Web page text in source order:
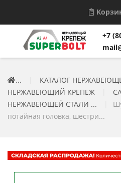
+7
... КАТАЛОГ
НЕРЖАВЕЮЩИЙ КРЕПЕЖ
НЕРЖАВЕЮЩЕЙ СТАЛИ ...
потайная головка, шестри...